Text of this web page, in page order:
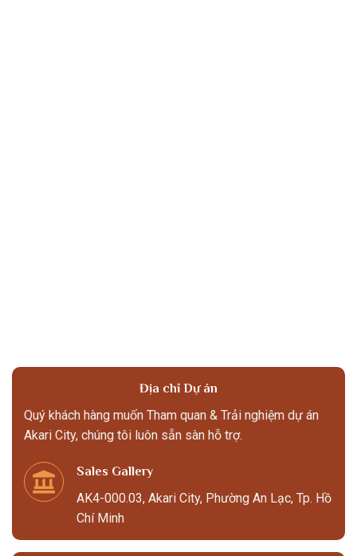
Địa chỉ Dự án
Quý khách hàng muốn Tham quan & Trải nghiệm dự án
Akari City, chúng tôi luôn sẵn sàn hỗ trợ.
Sales Gallery
AK4-000.03, Akari City, Phường An Lạc, Tp. Hồ
Chí Minh